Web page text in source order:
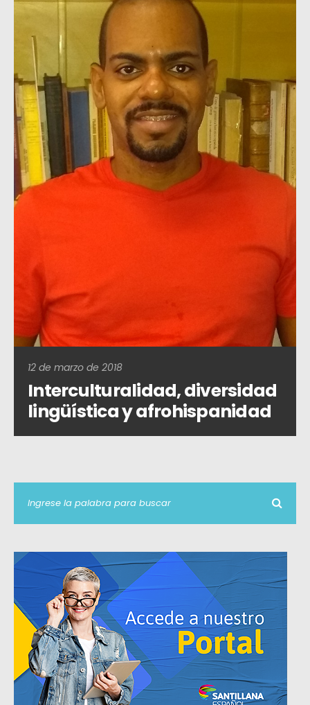
12 de marzo de 2018
Interculturalidad, diversidad
lingüística y afrohispanidad